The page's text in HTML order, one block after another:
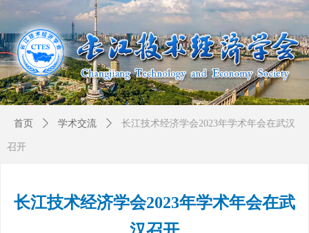
长江技术经济学会2023年学术年会在武
首页 ꄲ 学术交流 ꄲ 长江技术经济学会2023年学术年会在武汉
召开